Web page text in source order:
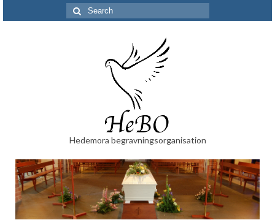
Search
for:
Hedemora begravningsorganisation